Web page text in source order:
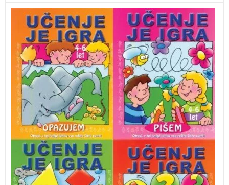
Otroci se lahko iz štirih delovnih zvezkov na igriv način
naučijo prvih potez s svinčnikom, šteti, prepoznavati
barve in oblike ter natančneje opazovati.